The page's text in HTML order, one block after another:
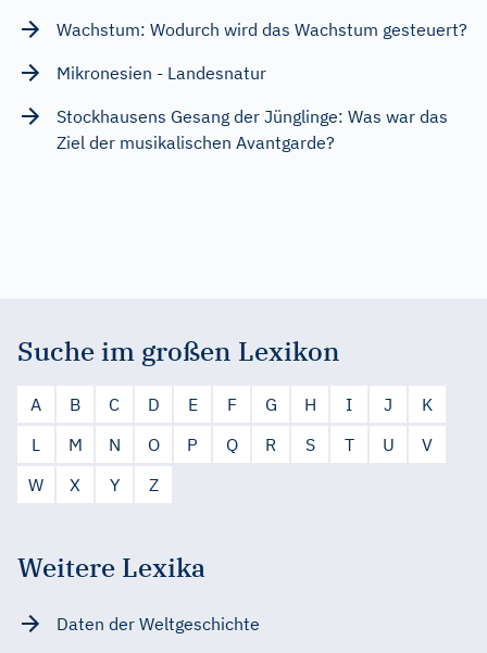
Wachstum: Wodurch wird das Wachstum gesteuert?
Mikronesien - Landesnatur
Stockhausens Gesang der Jünglinge: Was war das
Ziel der musikalischen Avantgarde?
Suche im großen Lexikon
A B C D E F G H I J
K
L
M N O P Q R S T U
V
W
X Y Z
Weitere Lexika
Daten der Weltgeschichte